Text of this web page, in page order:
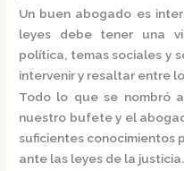
Un buen abogado es
leyes debe tener una
política, temas sociales y
intervenir y resaltar entre
Todo lo que se nombró
nuestro bufete y el
suficientes conocimientos
ante las leyes de la justicia.